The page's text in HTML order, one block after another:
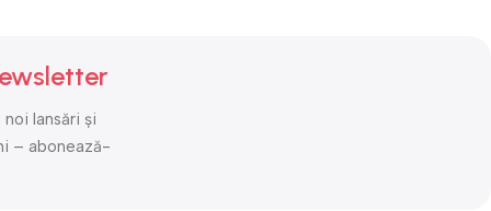
lansări și
– abonează-